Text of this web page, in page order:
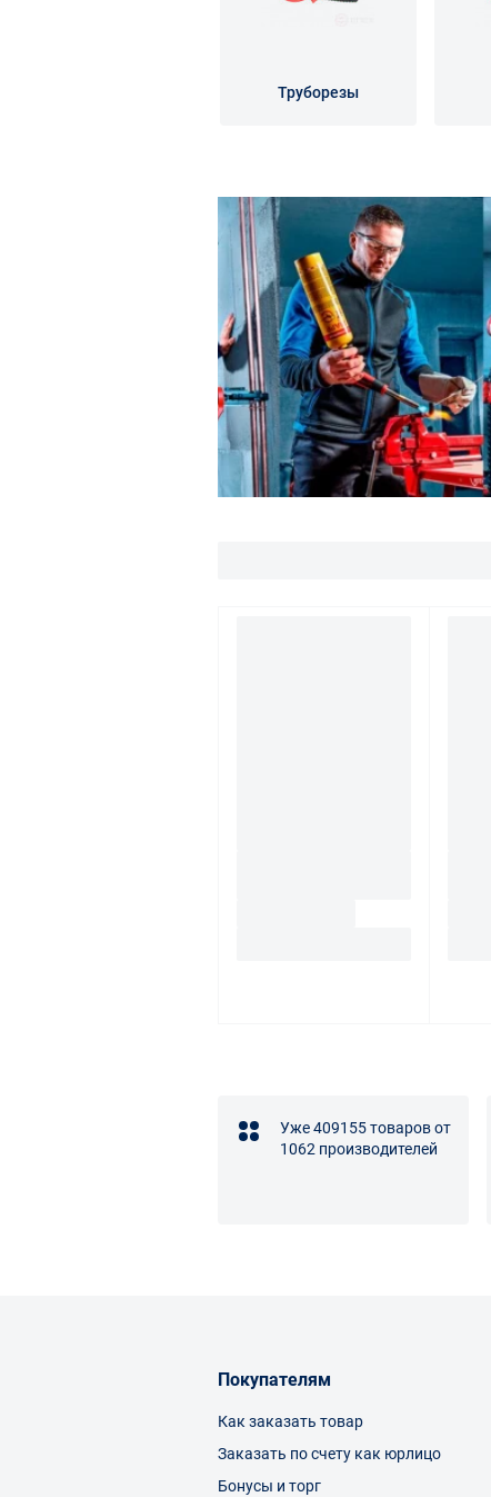
Труборезы
Уже 409155 товаров от
1062 производителей
Покупателям
Как заказать товар
Заказать по счету как юрлицо
Бонусы и торг